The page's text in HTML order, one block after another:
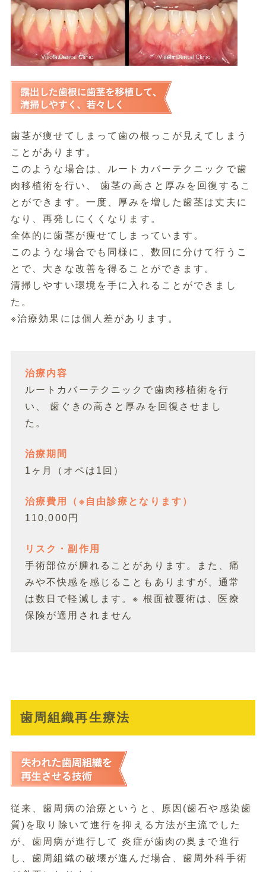
歯茎が痩せてしまって歯の根っこが見えてしまう
ことがあります。
このような場合は、ルートカバーテクニックで歯
肉移植術を行い、 歯茎の高さと厚みを回復するこ
とができます。一度、厚みを増した歯茎は丈夫に
なり、再発しにくくなります。
全体的に歯茎が痩せてしまっています。
このような場合でも同様に、数回に分けて行うこ
とで、大きな改善を得ることができます。
清掃しやすい環境を手に入れることができまし
た。
※治療効果には個人差があります。
治療内容
ルートカバーテクニックで歯肉移植術を行
い、 歯ぐきの高さと厚みを回復させまし
た。
治療期間
1ヶ月（オペは1回）
治療費用（※自由診療となります）
110,000円
リスク・副作用
手術部位が腫れることがあります。また、痛
みや不快感を感じることもありますが、通常
は数日で軽減します。※ 根面被覆術は、医療
保険が適用されません
歯周組織再生療法
従来、歯周病の治療というと、原因(歯石や感染歯
質)を取り除いて進行を抑える方法が主流でした
が、歯周病が進行して 炎症が歯肉の奥まで進行
し、歯周組織の破壊が進んだ場合、歯周外科手術